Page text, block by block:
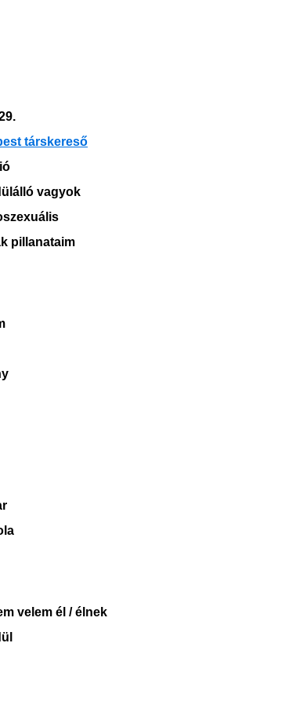
társkereső
vagyok
pillanataim
velem él / élnek